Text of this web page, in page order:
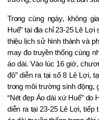
Trong cùng ngày, không
Huế” tại địa chỉ 23-25 Lê
thiệu lịch sử hình thành và
may đo truyền thống cùng
áo dài. Vào lúc 16 giờ,
đô” diễn ra tại số 8 Lê Lợi,
trong môi trường sinh động,
“Nét đẹp Áo dài xứ Huế” do
diễn ra tại 23-25 Lê Lợi, tiếp